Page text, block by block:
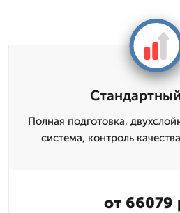
Полная подготовка,
система, контроль
от 66079